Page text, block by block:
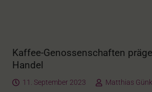
Kaffee-Genossenschaften
Handel
11. September 2023
Matthias